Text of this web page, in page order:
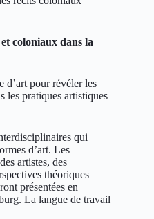
coloniaux dans la
d’art pour révéler les
les pratiques artistiques
qui
d’art. Les
artistes, des
théoriques
présentées en
La langue de travail